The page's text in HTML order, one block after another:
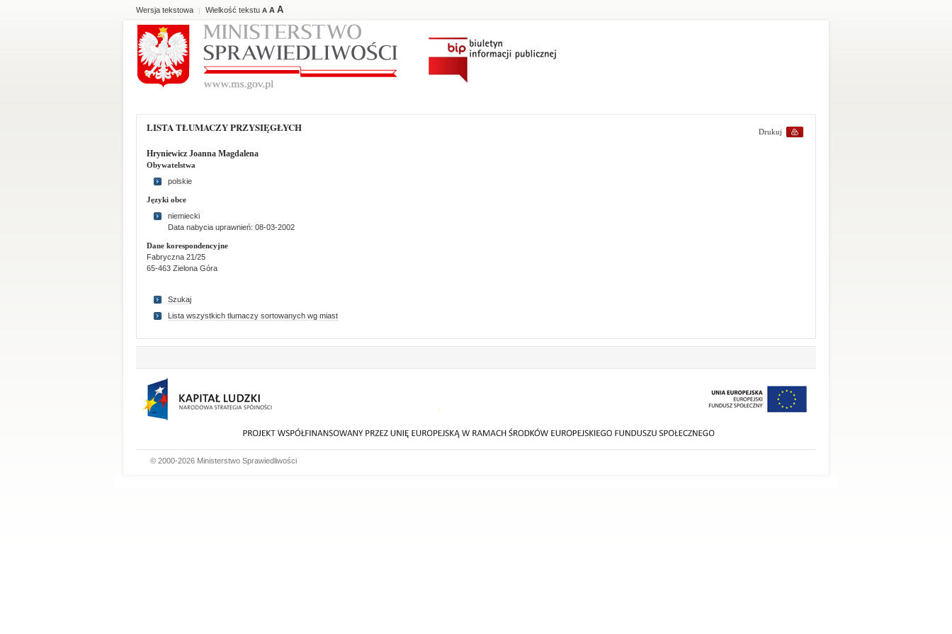
Wersja tekstowa | Wielkość tekstu A A A
Drukuj
LISTA TŁUMACZY PRZYSIĘGŁYCH
Hryniewicz Joanna Magdalena
Obywatelstwa
polskie
Języki obce
niemiecki
Data nabycia uprawnień: 08-03-2002
Dane korespondencyjne
Fabryczna 21/25
65-463 Zielona Góra
Szukaj
Lista wszystkich tlumaczy sortowanych wg miast
© 2000-2026 Ministerstwo Sprawiedliwości